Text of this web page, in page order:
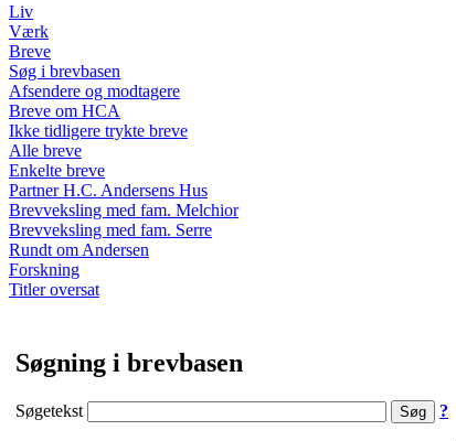
Liv
Værk
Breve
Søg i brevbasen
Afsendere og modtagere
Breve om HCA
Ikke tidligere trykte breve
Alle breve
Enkelte breve
Partner H.C. Andersens Hus
Brevveksling med fam. Melchior
Brevveksling med fam. Serre
Rundt om Andersen
Forskning
Titler oversat
Søgning i brevbasen
Søgetekst ?